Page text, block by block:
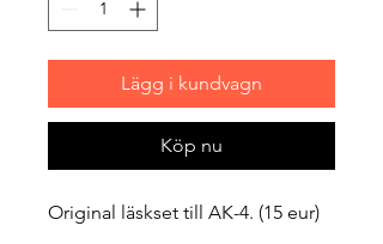
Lägg i kundvagn
Köp nu
Original läskset till AK-4. (15 eur)